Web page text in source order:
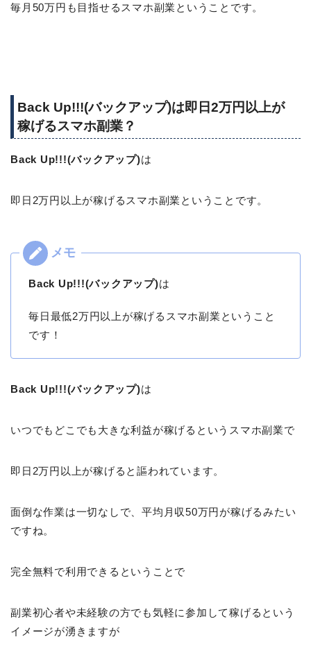
毎月50万円も目指せるスマホ副業ということです。
Back Up!!!(バックアップ)は即日2万円以上が
稼げるスマホ副業？
Back Up!!!(バックアップ)は
即日2万円以上が稼げるスマホ副業ということです。
Back Up!!!(バックアップ)は
毎日最低2万円以上が稼げるスマホ副業ということ
です！
Back Up!!!(バックアップ)は
いつでもどこでも大きな利益が稼げるというスマホ副業で
即日2万円以上が稼げると謳われています。
面倒な作業は一切なしで、平均月収50万円が稼げるみたい
ですね。
完全無料で利用できるということで
副業初心者や未経験の方でも気軽に参加して稼げるという
イメージが湧きますが